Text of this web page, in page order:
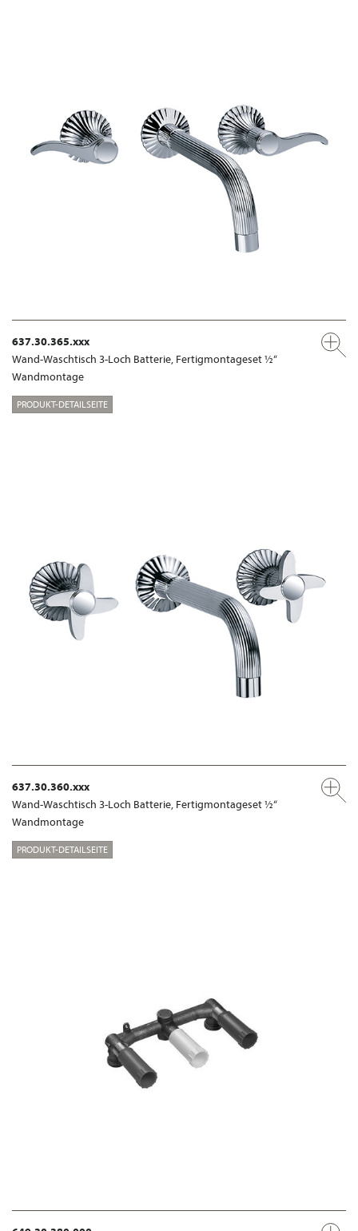
637.30.365.xxx
Wand-Waschtisch 3-Loch Batterie, Fertigmontageset ½“
Wandmontage
PRODUKT-DETAILSEITE
637.30.360.xxx
Wand-Waschtisch 3-Loch Batterie, Fertigmontageset ½“
Wandmontage
PRODUKT-DETAILSEITE